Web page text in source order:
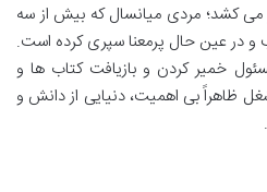
می کشد؛ مردی میانسال که بیش از سه
و در عین حال پرمعنا سپری کرده است.
خمیر کردن و بازیافت کتاب ها و
ظاهراً بی اهمیت، دنیایی از دانش و